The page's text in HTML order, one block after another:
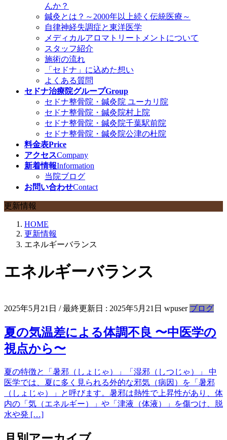
んか？
鍼灸とは？～2000年以上続く伝統医療～
自律神経失調症と東洋医学
メディカルアロマトリートメントについて
スタッフ紹介
施術の流れ
「セドナ」に込めた想い
よくある質問
セドナ治療院グループGroup
セドナ整骨院・鍼灸院 ユーカリ院
セドナ整骨院・鍼灸院村上院
セドナ整骨院・鍼灸院千葉駅前院
セドナ整骨院・鍼灸院公津の杜院
料金表Price
アクセスCompany
新着情報Information
当院ブログ
お問い合わせContact
更新情報
HOME
更新情報
エネルギーバランス
エネルギーバランス
2025年5月21日 / 最終更新日 : 2025年5月21日 wpuser ブログ
夏の気温差による体調不良 〜中医学の
視点から〜
夏の特徴と「暑邪（しょじゃ）」「湿邪（しつじゃ）」 中
医学では、夏に多く見られる外的な邪気（病因）を「暑邪
（しょじゃ）」と呼びます。暑邪は熱性で上昇性があり、体
内の「気（エネルギー）」や「津液（体液）」を傷つけ、脱
水や発 […]